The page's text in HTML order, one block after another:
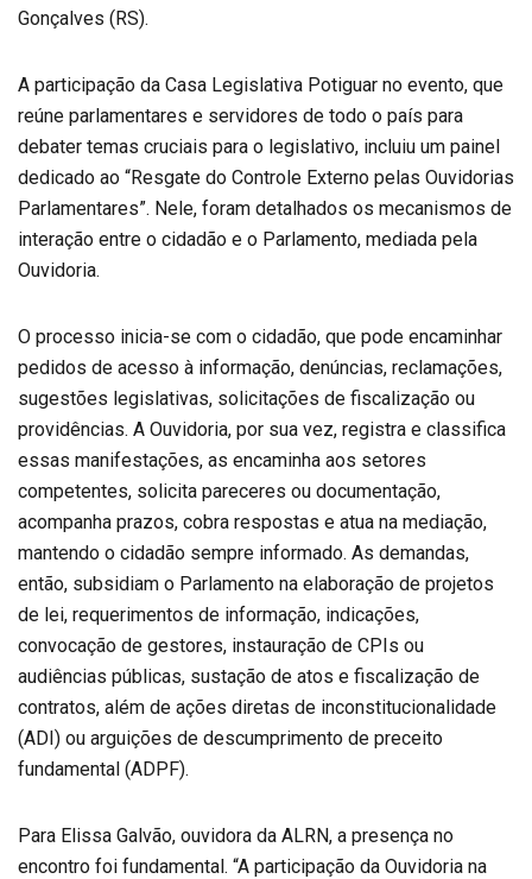
Gonçalves (RS).
A participação da Casa Legislativa Potiguar no evento, que
reúne parlamentares e servidores de todo o país para
debater temas cruciais para o legislativo, incluiu um painel
dedicado ao “Resgate do Controle Externo pelas Ouvidorias
Parlamentares”. Nele, foram detalhados os mecanismos de
interação entre o cidadão e o Parlamento, mediada pela
Ouvidoria.
O processo inicia-se com o cidadão, que pode encaminhar
pedidos de acesso à informação, denúncias, reclamações,
sugestões legislativas, solicitações de fiscalização ou
providências. A Ouvidoria, por sua vez, registra e classifica
essas manifestações, as encaminha aos setores
competentes, solicita pareceres ou documentação,
acompanha prazos, cobra respostas e atua na mediação,
mantendo o cidadão sempre informado. As demandas,
então, subsidiam o Parlamento na elaboração de projetos
de lei, requerimentos de informação, indicações,
convocação de gestores, instauração de CPIs ou
audiências públicas, sustação de atos e fiscalização de
contratos, além de ações diretas de inconstitucionalidade
(ADI) ou arguições de descumprimento de preceito
fundamental (ADPF).
Para Elissa Galvão, ouvidora da ALRN, a presença no
encontro foi fundamental. “A participação da Ouvidoria na